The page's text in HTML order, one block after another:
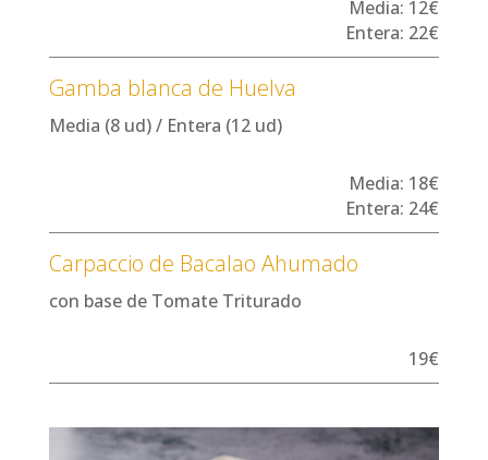
Media: 12€
Entera: 22€
Gamba blanca de Huelva
Media (8 ud) / Entera (12 ud)
Media: 18€
Entera: 24€
Carpaccio de Bacalao Ahumado
con base de Tomate Triturado
19€